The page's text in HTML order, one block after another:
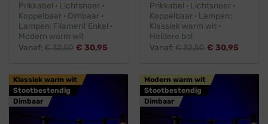
Prikkabel · Lichtsnoer ·
Koppelbaar · Dimbaar ·
Lampen: Filament Enkel ·
Modern warm wit
Vanaf:€32,50 € 30,95
Prikkabel · Lichtsnoer ·
Koppelbaar · Lampen:
Klassiek warm wit ·
Heldere bol
Vanaf:€32,50 € 30,95
Klassiek warm wit
Stootbestendig
Dimbaar
Modern warm wit
Stootbestendig
Dimbaar